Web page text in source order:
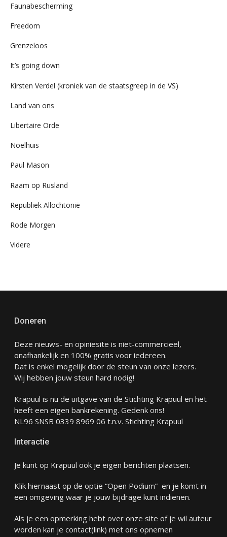
Faunabescherming
Freedom
Grenzeloos
It’s going down
Kirsten Verdel (kroniek van de staatsgreep in de VS)
Land van ons
Libertaire Orde
Noelhuis
Paul Mason
Raam op Rusland
Republiek Allochtonië
Rode Morgen
Videre
Doneren
Deze nieuws- en opiniesite is niet-commercieel,
onafhankelijk en 100% gratis voor iedereen.
Dat is enkel mogelijk door de steun van onze lezers.
Wij hebben jouw steun hard nodig!
Krapuul is nu de uitgave van de Stichting Krapuul en het
heeft een eigen bankrekening. Gedenk ons!
NL96 SNSB 0339 8969 06 t.n.v. Stichting Krapuul
Interactie
Je kunt op Krapuul ook je eigen berichten plaatsen.
Klik hiernaast op de optie “Open Podium” en je komt in
een omgeving waar je jouw bijdrage kunt indienen.
Als je een opmerking hebt over onze site of je wil auteur
worden kan je contact(link) met ons opnemen